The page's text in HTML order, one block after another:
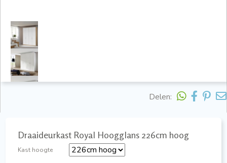
Delen:
Draaideurkast Royal Hoogglans 226cm hoog
Kast hoogte